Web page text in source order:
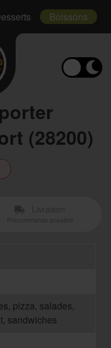
Boissons
(28200)
pizza, salades,
sandwiches